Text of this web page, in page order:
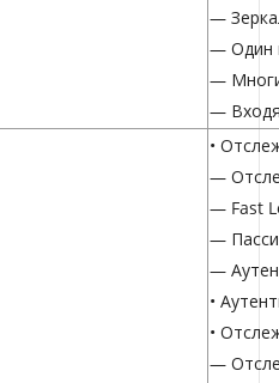
—
— Один
—
—
•
—
— Fast
—
—
•
•
—